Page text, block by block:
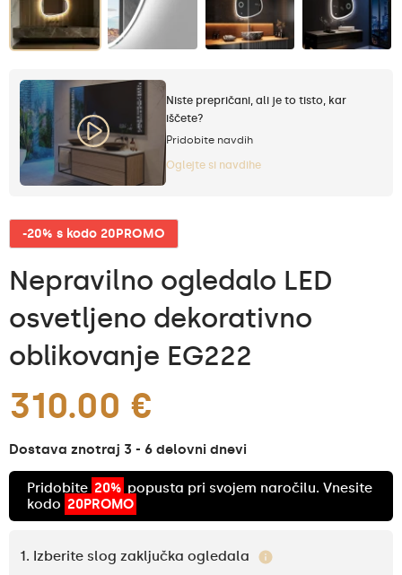
Niste prepričani, ali je to tisto, kar
iščete?
Pridobite navdih
Oglejte si navdihe
-20% s kodo 20PROMO
Nepravilno ogledalo LED
osvetljeno dekorativno
oblikovanje EG222
310.00 €
Dostava znotraj 3 - 6 delovni dnevi
Pridobite 20% popusta pri svojem naročilu. Vnesite
kodo 20PROMO
1. Izberite slog zaključka ogledala